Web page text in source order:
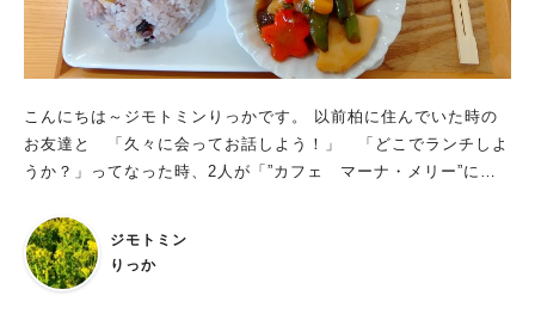
こんにちは～ジモトミンりっかです。 以前柏に住んでいた時の
お友達と 「久々に会ってお話しよう！」 「どこでランチしよ
うか？」ってなった時、2人が「”カフェ マーナ・メリー”に再
をしました。 今日は、”カフェ マーナ・メリー”を紹介させてい
ただきます。 こちらのお店はとても居心地が良く お食事もド
リンクもデザートも美味しいので、お一人で・お友達と・デート
ジモトミン
りっか